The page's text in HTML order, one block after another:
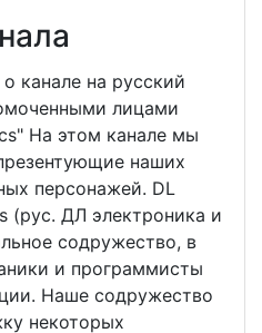
канале на русский
лицами
На этом канале мы
наших
персонажей. DL
(рус. ДЛ электроника и
содружество, в
и программисты
Наше содружество
некоторых